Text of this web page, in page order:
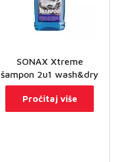
SONAX Xtreme
šampon 2u1 wash&dry
Pročitaj više